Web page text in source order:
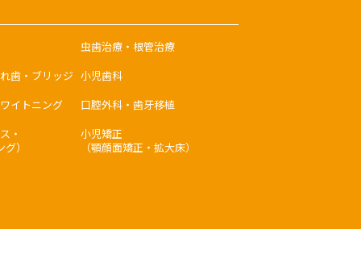
虫歯治療・根管治療
歯・ブリッジ 小児歯科
イトニング
口腔外科・歯牙移植
・
）
小児矯正
（顎顔面矯正・拡大床）